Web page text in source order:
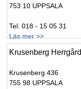
753 10 UPPSALA
Tel: 018 - 15 05 31
Läs mer >>
Krusenberg Herrgård
Krusenberg 436
755 98 UPPSALA